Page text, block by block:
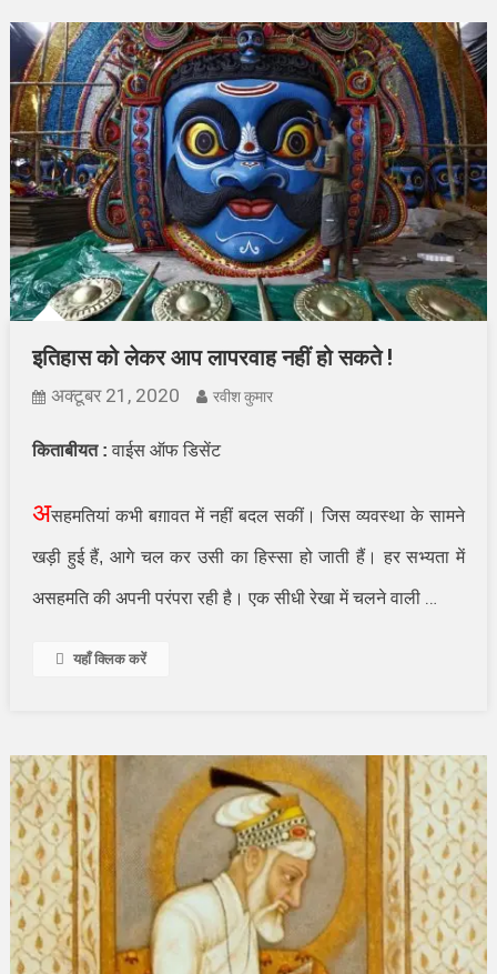
इतिहास को लेकर आप लापरवाह नहीं हो सकते !
अक्टूबर 21, 2020 रवीश कुमार
किताबीयत : वाईस ऑफ डिसेंट
असहमतियां कभी बग़ावत में नहीं बदल सकीं। जिस व्यवस्था के सामने
खड़ी हुई हैं, आगे चल कर उसी का हिस्सा हो जाती हैं। हर सभ्यता में
असहमति की अपनी परंपरा रही है। एक सीधी रेखा में चलने वाली …
यहाँ क्लिक करें